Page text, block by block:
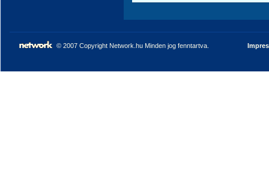
© 2007 Copyright Network.hu Minden jog fenntartva.